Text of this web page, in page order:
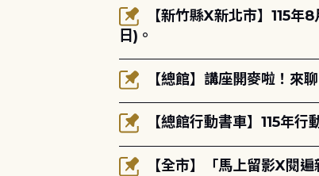
【新竹縣X新北市】115年
日)。
【總館】講座開麥啦！來
【總館行動書車】115年
【全市】「馬上留影X閱